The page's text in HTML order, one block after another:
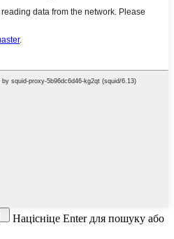
Націсніце Enter для пошуку або